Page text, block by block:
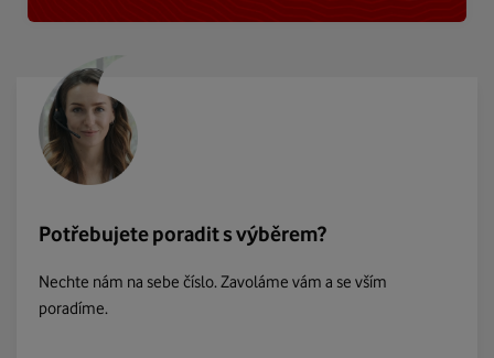
Potřebujete poradit s výběrem?
Nechte nám na sebe číslo. Zavoláme vám a se vším
poradíme.